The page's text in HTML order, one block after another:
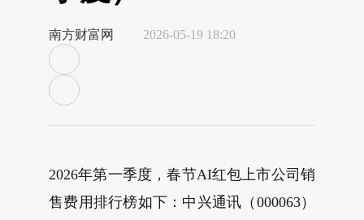
南方财富网 2026-05-19 18:20
2026年第一季度，春节AI红包上市公司销
售费用排行榜如下：中兴通讯（000063）